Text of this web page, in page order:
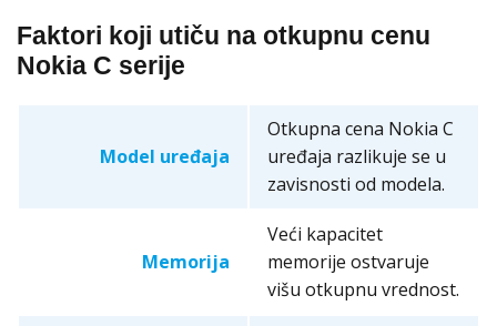
Faktori koji utiču na otkupnu cenu
Nokia C serije
Model uređaja
Otkupna cena Nokia C
uređaja razlikuje se u
zavisnosti od modela.
Memorija
Veći kapacitet
memorije ostvaruje
višu otkupnu vrednost.